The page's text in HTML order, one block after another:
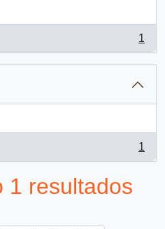
1
1
1 resultados